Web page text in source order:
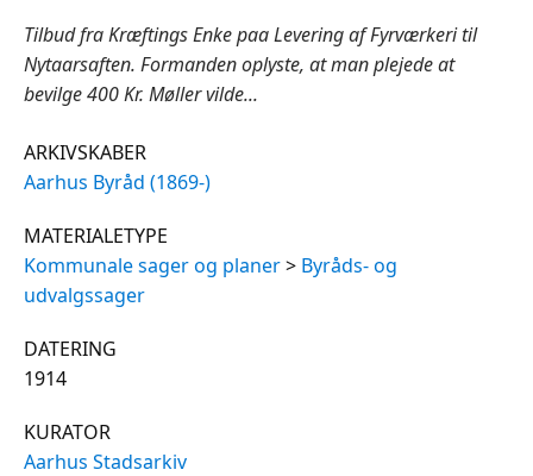
Tilbud fra Kræftings Enke paa Levering af Fyrværkeri til
Nytaarsaften. Formanden oplyste, at man plejede at
bevilge 400 Kr. Møller vilde...
ARKIVSKABER
Aarhus Byråd (1869-)
MATERIALETYPE
Kommunale sager og planer> Byråds- og
udvalgssager
DATERING
1914
KURATOR
Aarhus Stadsarkiv